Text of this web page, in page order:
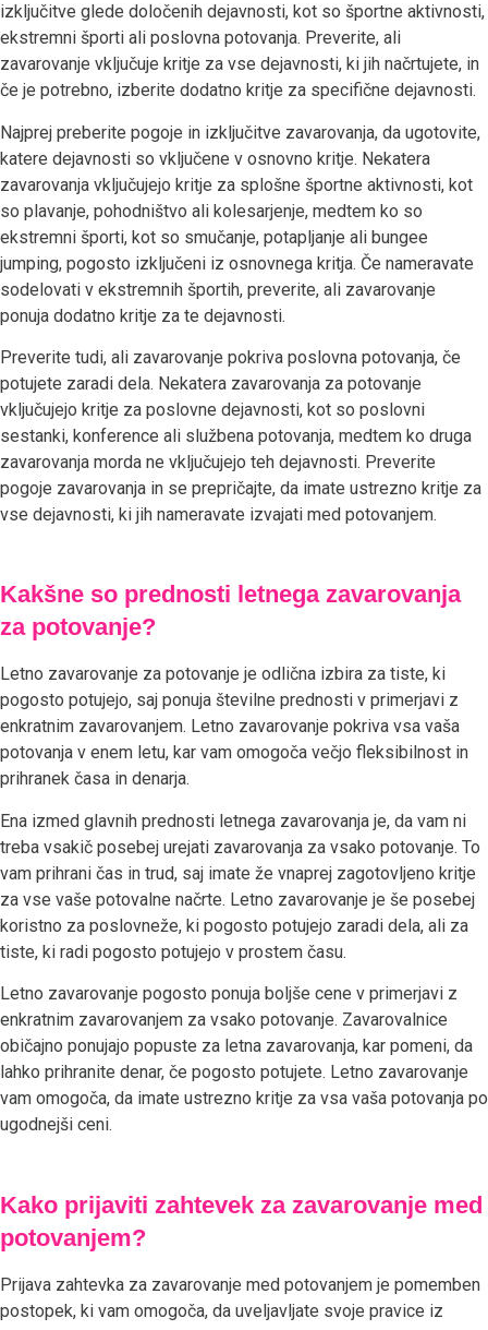
izključitve glede določenih dejavnosti, kot so športne aktivnosti,
ekstremni športi ali poslovna potovanja. Preverite, ali
zavarovanje vključuje kritje za vse dejavnosti, ki jih načrtujete, in
če je potrebno, izberite dodatno kritje za specifične dejavnosti.
Najprej preberite pogoje in izključitve zavarovanja, da ugotovite,
katere dejavnosti so vključene v osnovno kritje. Nekatera
zavarovanja vključujejo kritje za splošne športne aktivnosti, kot
so plavanje, pohodništvo ali kolesarjenje, medtem ko so
ekstremni športi, kot so smučanje, potapljanje ali bungee
jumping, pogosto izključeni iz osnovnega kritja. Če nameravate
sodelovati v ekstremnih športih, preverite, ali zavarovanje
ponuja dodatno kritje za te dejavnosti.
Preverite tudi, ali zavarovanje pokriva poslovna potovanja, če
potujete zaradi dela. Nekatera zavarovanja za potovanje
vključujejo kritje za poslovne dejavnosti, kot so poslovni
sestanki, konference ali službena potovanja, medtem ko druga
zavarovanja morda ne vključujejo teh dejavnosti. Preverite
pogoje zavarovanja in se prepričajte, da imate ustrezno kritje za
vse dejavnosti, ki jih nameravate izvajati med potovanjem.
Kakšne so prednosti letnega zavarovanja
za potovanje?
Letno zavarovanje za potovanje je odlična izbira za tiste, ki
pogosto potujejo, saj ponuja številne prednosti v primerjavi z
enkratnim zavarovanjem. Letno zavarovanje pokriva vsa vaša
potovanja v enem letu, kar vam omogoča večjo fleksibilnost in
prihranek časa in denarja.
Ena izmed glavnih prednosti letnega zavarovanja je, da vam ni
treba vsakič posebej urejati zavarovanja za vsako potovanje. To
vam prihrani čas in trud, saj imate že vnaprej zagotovljeno kritje
za vse vaše potovalne načrte. Letno zavarovanje je še posebej
koristno za poslovneže, ki pogosto potujejo zaradi dela, ali za
tiste, ki radi pogosto potujejo v prostem času.
Letno zavarovanje pogosto ponuja boljše cene v primerjavi z
enkratnim zavarovanjem za vsako potovanje. Zavarovalnice
običajno ponujajo popuste za letna zavarovanja, kar pomeni, da
lahko prihranite denar, če pogosto potujete. Letno zavarovanje
vam omogoča, da imate ustrezno kritje za vsa vaša potovanja po
ugodnejši ceni.
Kako prijaviti zahtevek za zavarovanje med
potovanjem?
Prijava zahtevka za zavarovanje med potovanjem je pomemben
postopek, ki vam omogoča, da uveljavljate svoje pravice iz